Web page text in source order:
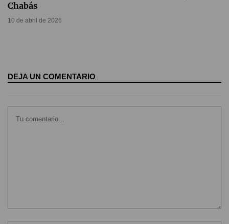
Chabás
10 de abril de 2026
DEJA UN COMENTARIO